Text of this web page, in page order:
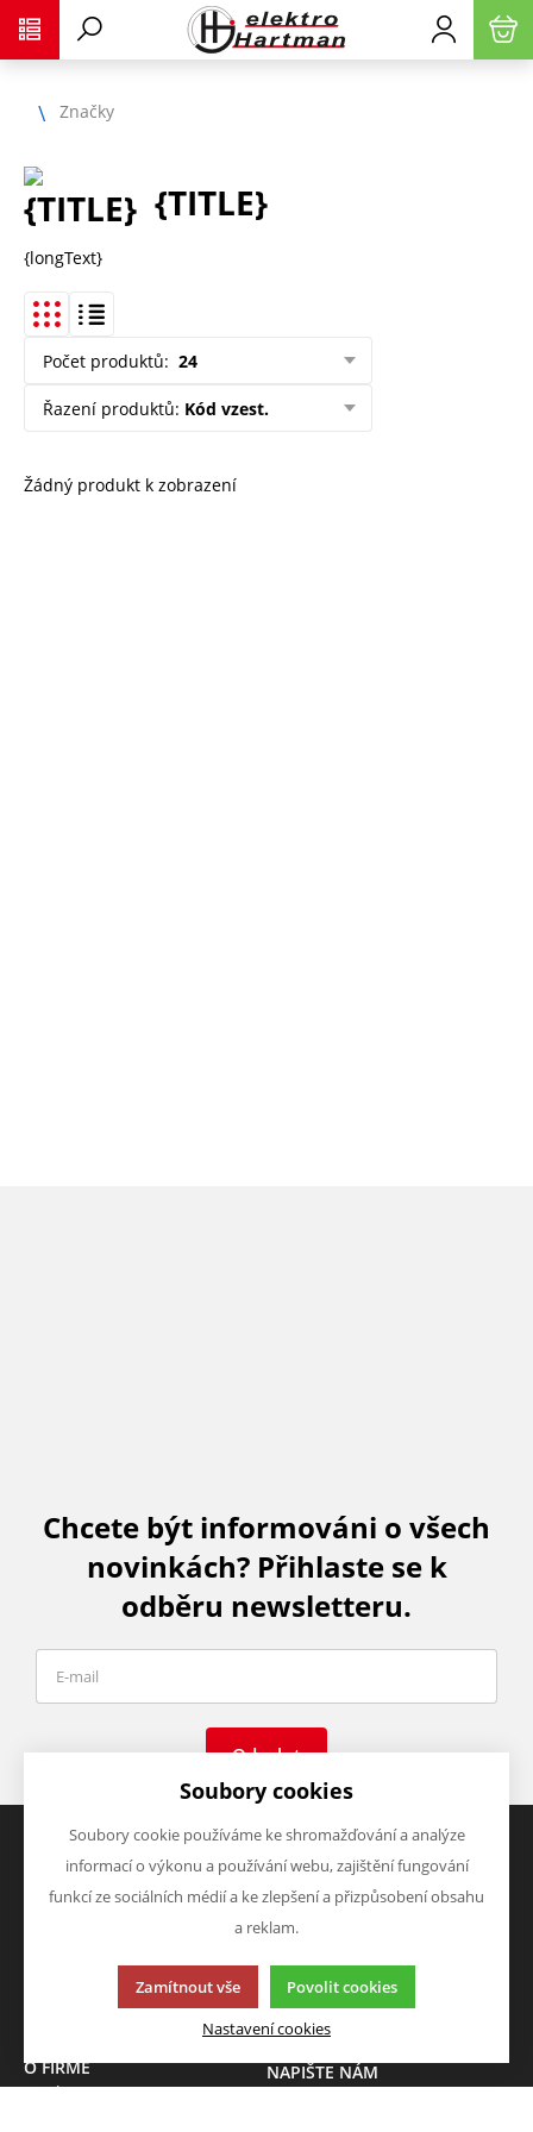
Značky
{TITLE}
{longText}
Počet produktů: 24
Řazení produktů: Kód vzest.
Žádný produkt k zobrazení
Chcete být informováni o všech
novinkách? Přihlaste se k
odběru newsletteru.
Odeslat
VŠE O NÁKUPU
Vrácení zboží
Zásady zpracování osobních
VÝHODY A SLEVY
Zboží v akci
Zboží výprodej
O FIRMĚ
O nás
NAPIŠTE NÁM
Soubory cookies
Soubory cookie používáme ke shromažďování a analýze
informací o výkonu a používání webu, zajištění fungování
funkcí ze sociálních médií a ke zlepšení a přizpůsobení obsahu
a reklam.
Zamítnout vše Povolit cookies
Nastavení cookies